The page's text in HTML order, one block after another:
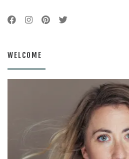
WELCOME